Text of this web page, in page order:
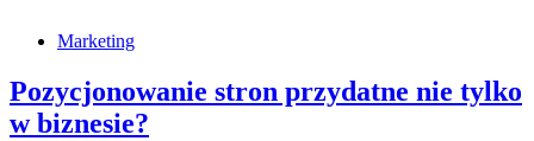
Marketing
Pozycjonowanie stron przydatne nie tylko
w biznesie?